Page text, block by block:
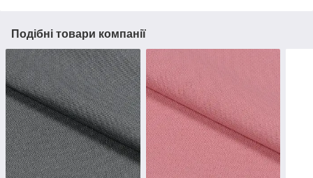
Подібні товари компанії